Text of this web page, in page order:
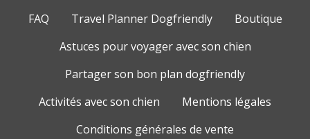
FAQ
Travel Planner Dogfriendly
Boutique
Astuces pour voyager avec son chien
Partager son bon plan dogfriendly
Activités avec son chien
Mentions légales
Conditions générales de vente